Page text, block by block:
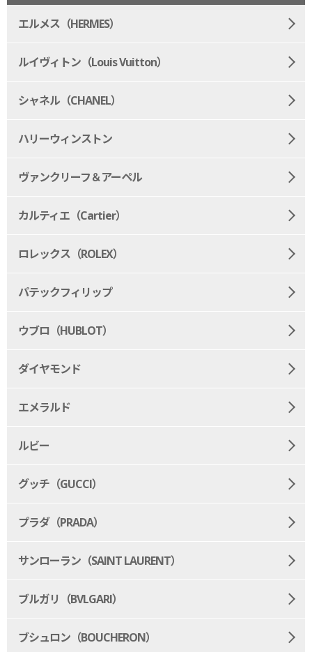
エルメス（HERMES）
ルイヴィトン（Louis Vuitton）
シャネル（CHANEL）
ハリーウィンストン
ヴァンクリーフ＆アーペル
カルティエ（Cartier）
ロレックス（ROLEX）
パテックフィリップ
ウブロ（HUBLOT）
ダイヤモンド
エメラルド
ルビー
グッチ（GUCCI）
プラダ（PRADA）
サンローラン（SAINT LAURENT）
ブルガリ（BVLGARI）
ブシュロン（BOUCHERON）